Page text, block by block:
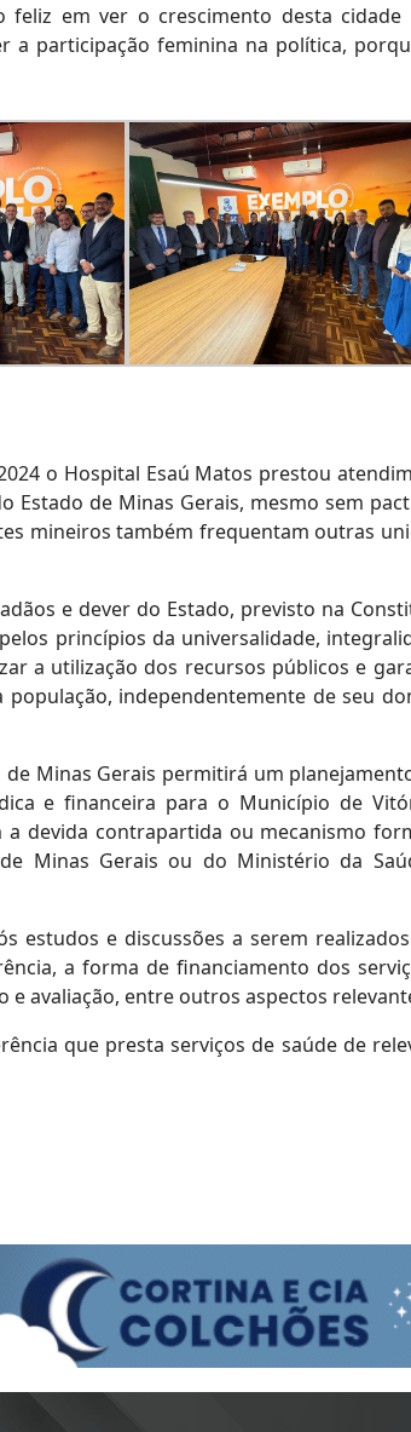
feliz em ver o crescimento desta cidade
a participação feminina na política,
o Hospital Esaú Matos prestou
Estado de Minas Gerais, mesmo sem
mineiros também frequentam outras
e dever do Estado, previsto na
princípios da universalidade,
a utilização dos recursos públicos e
independentemente de seu
Minas Gerais permitirá um
e financeira para o Município de
devida contrapartida ou mecanismo
Minas Gerais ou do Ministério da
estudos e discussões a serem
a forma de financiamento dos
avaliação, entre outros aspectos
que presta serviços de saúde de